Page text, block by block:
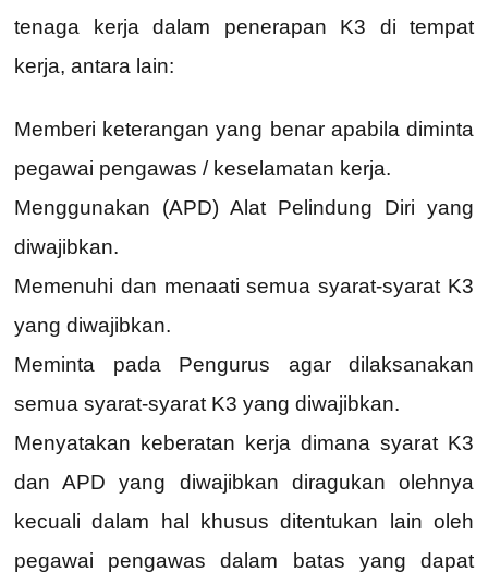
tenaga kerja dalam penerapan K3 di tempat
kerja, antara lain:
Memberi keterangan yang benar apabila diminta
pegawai pengawas / keselamatan kerja.
Menggunakan (APD) Alat Pelindung Diri yang
diwajibkan.
Memenuhi dan menaati semua syarat-syarat K3
yang diwajibkan.
Meminta pada Pengurus agar dilaksanakan
semua syarat-syarat K3 yang diwajibkan.
Menyatakan keberatan kerja dimana syarat K3
dan APD yang diwajibkan diragukan olehnya
kecuali dalam hal khusus ditentukan lain oleh
pegawai pengawas dalam batas yang dapat